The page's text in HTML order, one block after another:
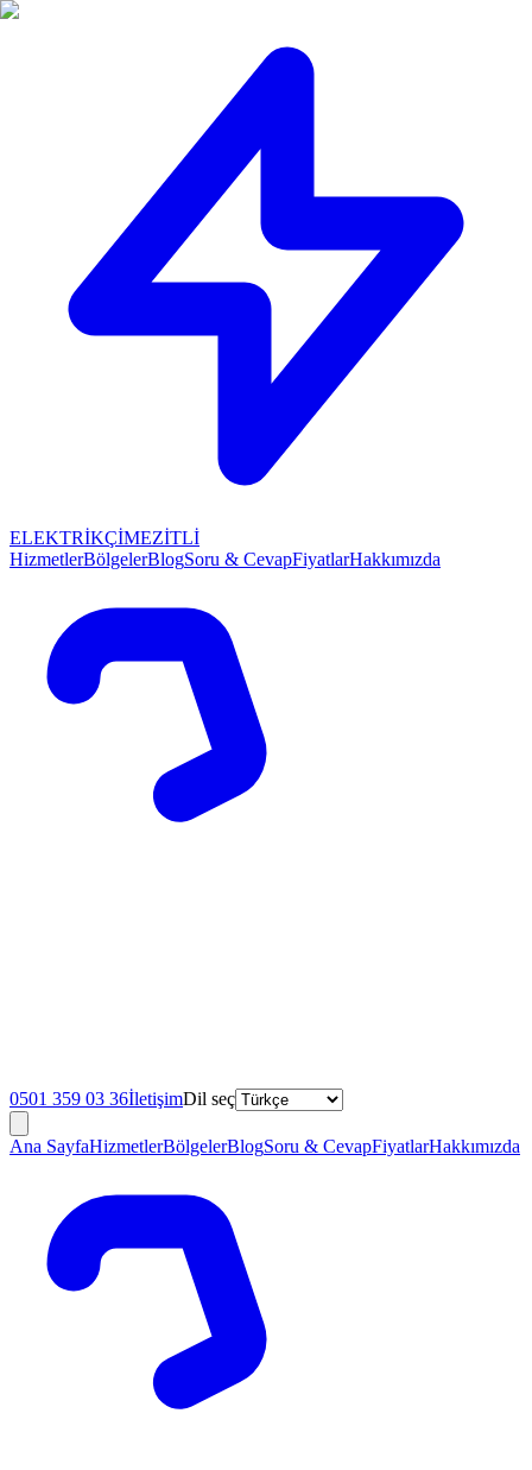
🔴
ELEKTRİKÇİMEZİTLİ
HizmetlerBölgelerBlogSoru & CevapFiyatlarHakkımızda
0501 359 03 36İletişimDil seç
Ana SayfaHizmetlerBölgelerBlogSoru & CevapFiyatlarHakkımızda